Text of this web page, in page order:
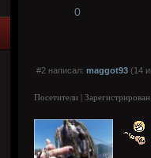
0
#2 написал: maggot93 (14
Посетители |